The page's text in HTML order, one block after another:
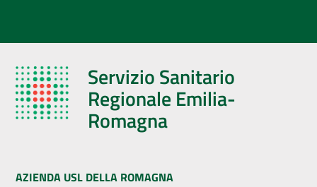
Servizio Sanitario
Regionale Emilia-
Romagna
AZIENDA USL DELLA ROMAGNA